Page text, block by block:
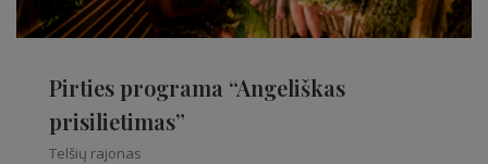
Pirties programa “Angeliškas
prisilietimas”
Telšių rajonas